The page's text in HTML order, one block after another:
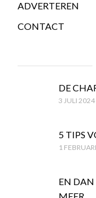
ADVERTEREN
CONTACT
DE
3 JULI 2024
5 TIPS
1
EN DAN